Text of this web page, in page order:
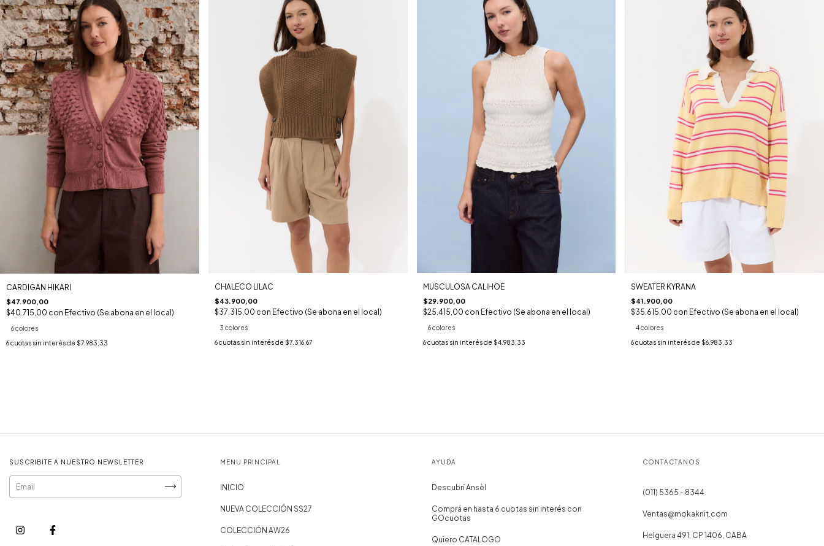
CARDIGAN HIKARI
$47.900,00
$40.715,00 con Efectivo (Se abona en el local)
6 colores
6cuotas sin interés de $7.983,33
CHALECO LILAC
$43.900,00
$37.315,00 con Efectivo (Se abona en el local)
3 colores
6cuotas sin interés de $7.316,67
MUSCULOSA CALIHOE
$29.900,00
$25.415,00 con Efectivo (Se abona en el local)
6 colores
6 cuotas sin interés de $4.983,33
SWEATER KYRANA
$41.900,00
$35.615,00 con Efectivo (Se abona en el local)
4 colores
6cuotas sin interés de $6.983,33
SUSCRIBITE A NUESTRO NEWSLETTER MENU PRINCIPAL
INICIO
NUEVA COLECCIÓN SS27
COLECCIÓN AW26
AYUDA
Descubrí Ansèl
Comprá en hasta 6 cuotas sin interés con
GOcuotas
Quiero CATALOGO
CONTACTANOS
(011) 5365 - 8344
Ventas@mokaknit.com
Helguera 491, CP 1406, CABA